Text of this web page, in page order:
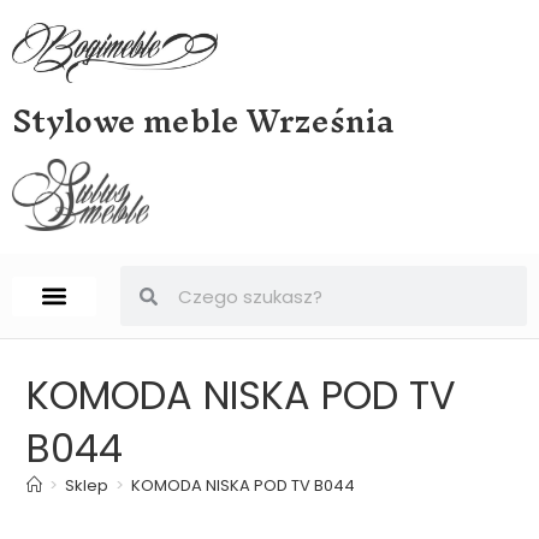
Stylowe meble Września
KOMODA NISKA POD TV
B044
> Sklep > KOMODA NISKA POD TV B044